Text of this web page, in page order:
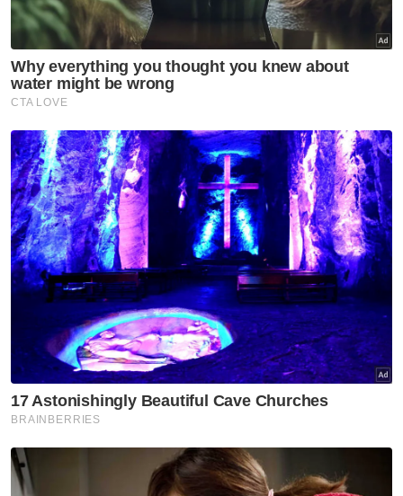
TAG: BHEUU, JPM, MADANI, pengasingan,
Pendakwa Raya,
Muat turun aplikasi Sinar Harian. Klik di sini!